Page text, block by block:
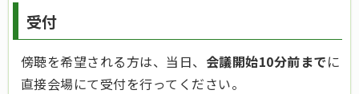
受付
傍聴を希望される方は、当日、 会議開始10分前までに
直接会場にて受付を行ってください。